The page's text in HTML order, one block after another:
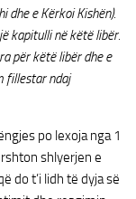
dhe e Kërkoi Kishën).
kapitulli në këtë libër.
për këtë libër dhe e
fillestar ndaj
po lexoja nga 1
shlyerjen e
do t’i lidh të dyja së